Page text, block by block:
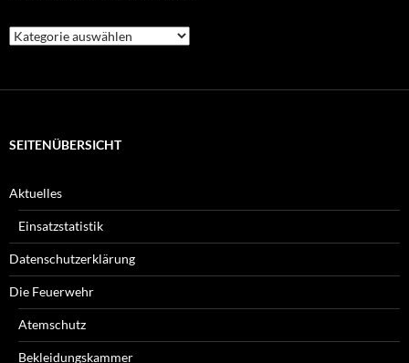
Welche
Beiträge
SEITENÜBERSICHT
Aktuelles
Einsatzstatistik
Datenschutzerklärung
Die Feuerwehr
Atemschutz
Bekleidungskammer